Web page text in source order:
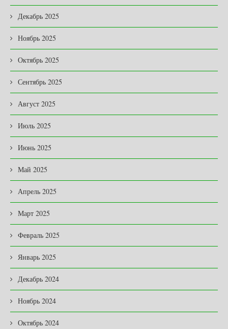
Декабрь 2025
Ноябрь 2025
Октябрь 2025
Сентябрь 2025
Август 2025
Июль 2025
Июнь 2025
Май 2025
Апрель 2025
Март 2025
Февраль 2025
Январь 2025
Декабрь 2024
Ноябрь 2024
Октябрь 2024